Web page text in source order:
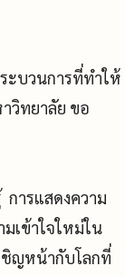
ะบวนการที่ทำให้
วิทยาลัย ขอ
การแสดงความ
เข้าใจใหม่ใน
ชิญหน้ากับโลกที่